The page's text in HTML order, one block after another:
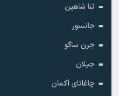
ثنا شاهین
جانسور
جرن ساگو
جیلان
چاغاتای آکمان